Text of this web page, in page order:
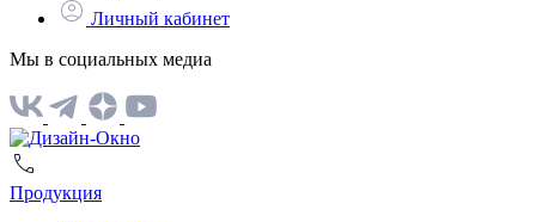
Личный кабинет
Мы в социальных медиа
Продукция